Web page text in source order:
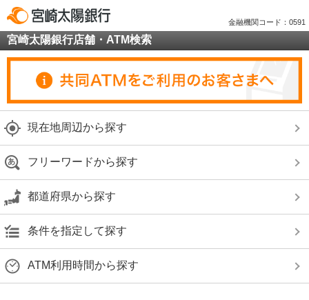
金融機関コード：0591
宮崎太陽銀行店舗・ATM検索
現在地周辺から探す
フリーワードから探す
都道府県から探す
条件を指定して探す
ATM利用時間から探す